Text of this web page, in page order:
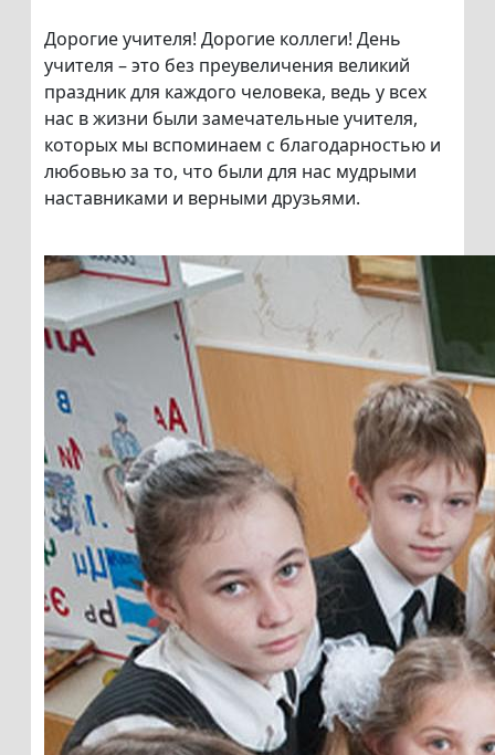
Дорогие учителя! Дорогие коллеги! День
учителя – это без преувеличения великий
праздник для каждого человека, ведь у всех
нас в жизни были замечательные учителя,
которых мы вспоминаем с благодарностью и
любовью за то, что были для нас мудрыми
наставниками и верными друзьями.